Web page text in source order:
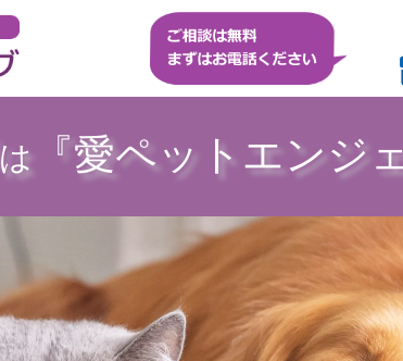
は 『愛ペットエンジ